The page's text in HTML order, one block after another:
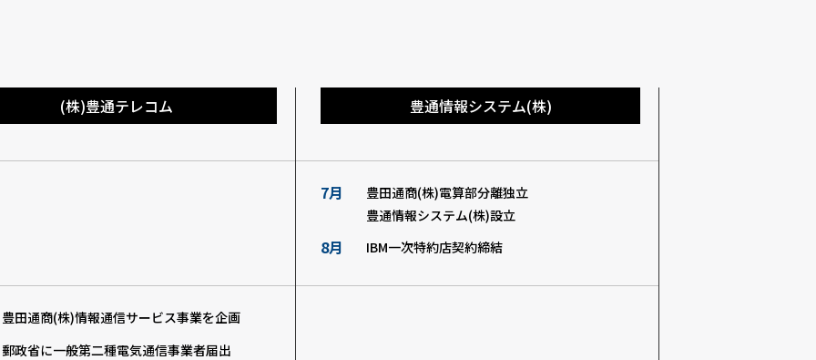
(株)豊通テレコム 豊通情報システム(株)
7月
豊田通商(株)電算部分離独立
豊通情報システム(株)設立
8月 IBM一次特約店契約締結
豊田通商(株)情報通信サービス事業を企画
郵政省に一般第二種電気通信事業者届出